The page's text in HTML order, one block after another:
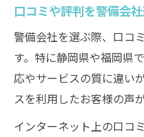
口コミや評判を警備会
警備会社を選ぶ際、口コ
す。特に静岡県や福岡県
応やサービスの質に違い
スを利用したお客様の声
インターネット上の口コ